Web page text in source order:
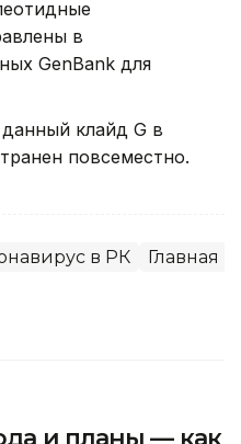
в
GenBank для
клайд G в
повсеместно.
в РК Главная
и планы — как